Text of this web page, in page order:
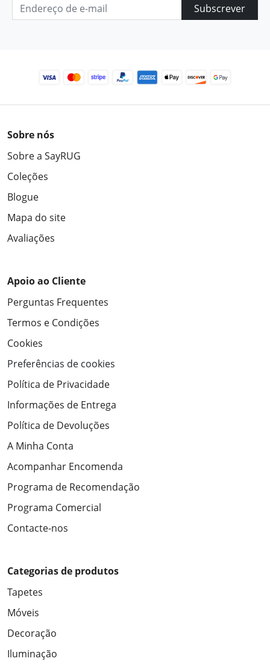
Subscrever
Sobre nós
Sobre a SayRUG
Coleções
Blogue
Mapa do site
Avaliações
Apoio ao Cliente
Perguntas Frequentes
Termos e Condições
Cookies
Preferências de cookies
Política de Privacidade
Informações de Entrega
Política de Devoluções
A Minha Conta
Acompanhar Encomenda
Programa de Recomendação
Programa Comercial
Contacte-nos
Categorias de produtos
Tapetes
Móveis
Decoração
Iluminação